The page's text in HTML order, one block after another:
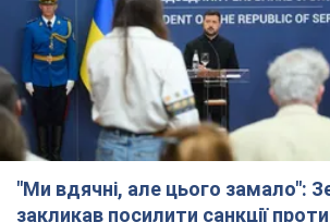
3 часа назад 41,4 т.
Українська гімнастка вразила
і вперше почула "Слава Україні"!
доля Подкопаєвої, яка 30 років
"золото" Олімпіади
покриття з надписом "Атланта-1996"